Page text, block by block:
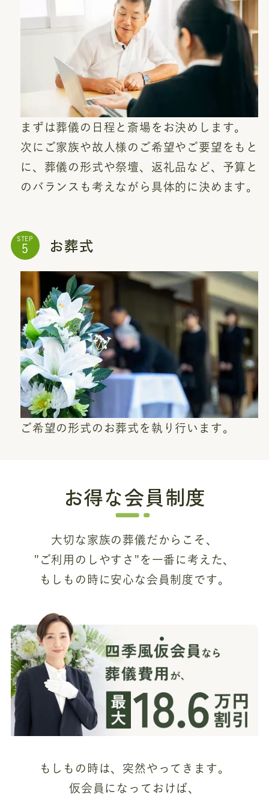
まずは葬儀の日程と斎場をお決めします。
次にご家族や故人様のご希望やご要望をもと
に、葬儀の形式や祭壇、返礼品など、予算と
のバランスも考えながら具体的に決めます。
STEP お葬式
ご希望の形式のお葬式を執り行います。
お得な会員制度
大切な家族の葬儀だからこそ、
"ご利用のしやすさ"を一番に考えた、
もしもの時に安心な会員制度です。
もしもの時は、突然やってきます。
仮会員になっておけば、